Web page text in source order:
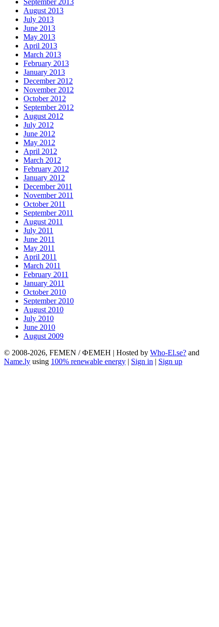
September 2013
August 2013
July 2013
June 2013
May 2013
April 2013
March 2013
February 2013
January 2013
December 2012
November 2012
October 2012
September 2012
August 2012
July 2012
June 2012
May 2012
April 2012
March 2012
February 2012
January 2012
December 2011
November 2011
October 2011
September 2011
August 2011
July 2011
June 2011
May 2011
April 2011
March 2011
February 2011
January 2011
October 2010
September 2010
August 2010
July 2010
June 2010
August 2009
© 2008-2026, FEMEN / ФЕМЕН | Hosted by Who-El.se? and
Name.ly using 100% renewable energy | Sign in | Sign up